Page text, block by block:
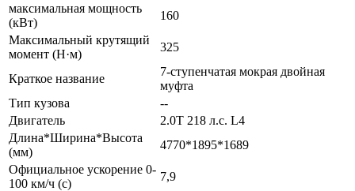
максимальная мощность
(кВт)
160
Максимальный крутящий
момент (Н·м)
325
Краткое название
7-ступенчатая мокрая двойная
муфта
Тип кузова
--
Двигатель
2.0T 218 л.с. L4
Длина*Ширина*Высота
(мм)
4770*1895*1689
Официальное ускорение 0-
100 км/ч (с)
7,9